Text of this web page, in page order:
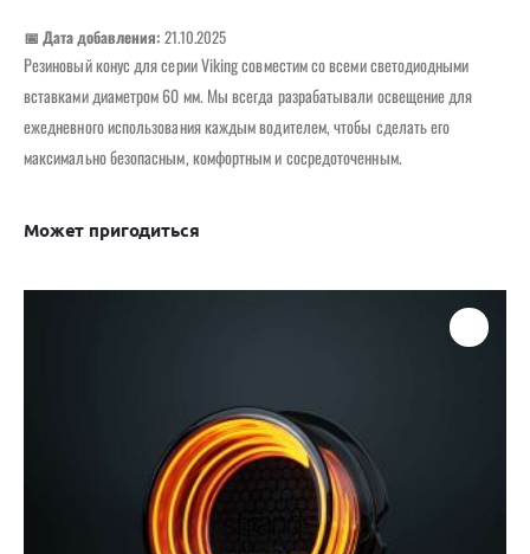
📅 Дата добавления: 21.10.2025
Резиновый конус для серии Viking совместим со всеми светодиодными
вставками диаметром 60 мм. Мы всегда разрабатывали освещение для
ежедневного использования каждым водителем, чтобы сделать его
максимально безопасным, комфортным и сосредоточенным.
Может пригодиться